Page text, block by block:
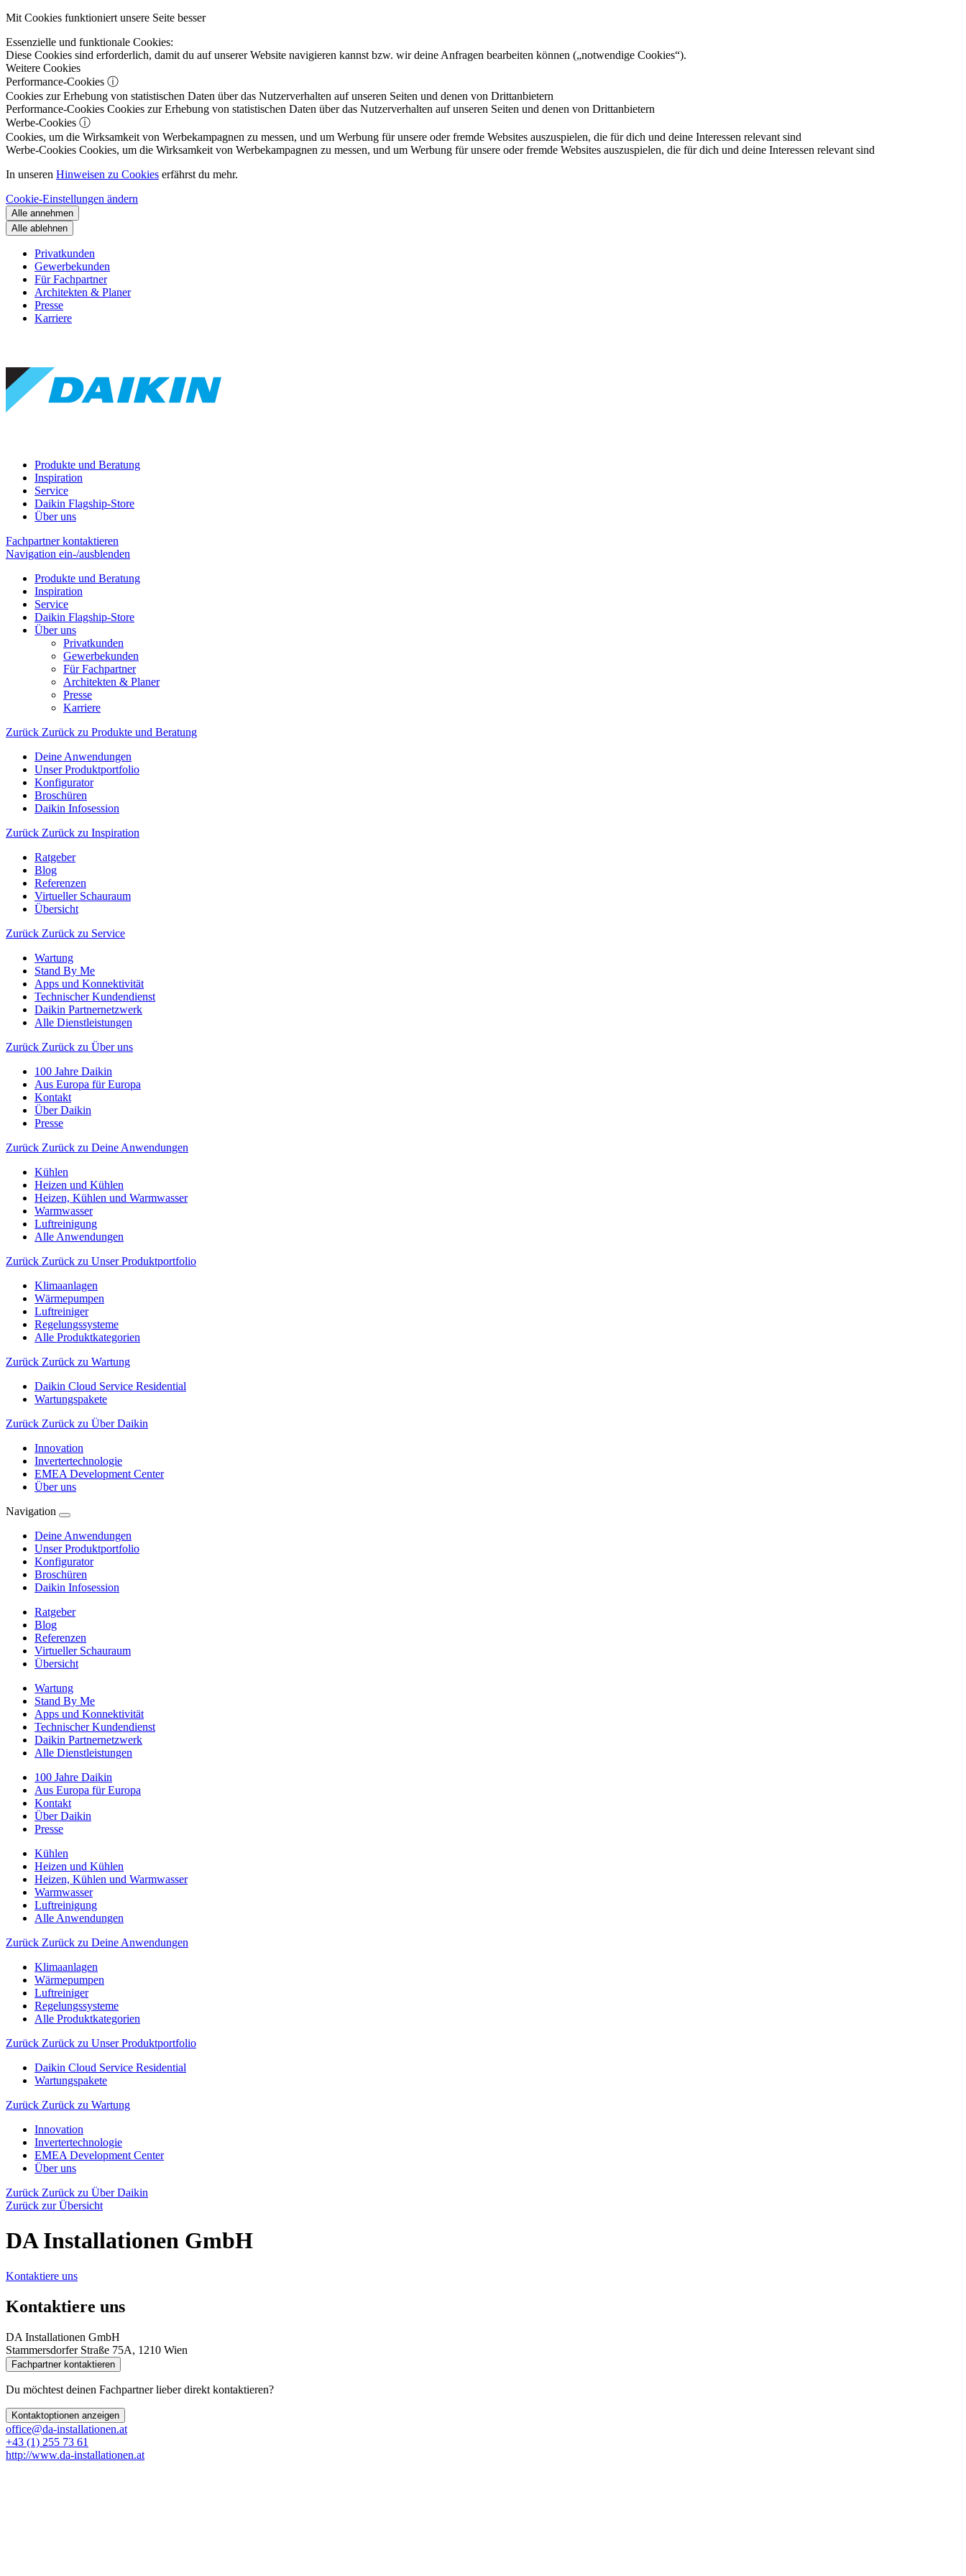
Mit Cookies funktioniert unsere Seite besser
Essenzielle und funktionale Cookies:
Diese Cookies sind erforderlich, damit du auf unserer Website navigieren kannst bzw. wir deine Anfragen bearbeiten können („notwendige Cookies“).
Weitere Cookies
Performance-Cookies ⓘ
Cookies zur Erhebung von statistischen Daten über das Nutzerverhalten auf unseren Seiten und denen von Drittanbietern
Performance-Cookies Cookies zur Erhebung von statistischen Daten über das Nutzerverhalten auf unseren Seiten und denen von Drittanbietern
Werbe-Cookies ⓘ
Cookies, um die Wirksamkeit von Werbekampagnen zu messen, und um Werbung für unsere oder fremde Websites auszuspielen, die für dich und deine Interessen relevant sind
Werbe-Cookies Cookies, um die Wirksamkeit von Werbekampagnen zu messen, und um Werbung für unsere oder fremde Websites auszuspielen, die für dich und deine Interessen relevant sind
In unseren Hinweisen zu Cookies erfährst du mehr.
Cookie-Einstellungen ändern
Alle annehmen
Alle ablehnen
Privatkunden
Gewerbekunden
Für Fachpartner
Architekten & Planer
Presse
Karriere
Produkte und Beratung
Inspiration
Service
Daikin Flagship-Store
Über uns
Fachpartner kontaktieren
Navigation ein-/ausblenden
Produkte und Beratung
Inspiration
Service
Daikin Flagship-Store
Über uns
Privatkunden
Gewerbekunden
Für Fachpartner
Architekten & Planer
Presse
Karriere
Zurück Zurück zu Produkte und Beratung
Deine Anwendungen
Unser Produktportfolio
Konfigurator
Broschüren
Daikin Infosession
Zurück Zurück zu Inspiration
Ratgeber
Blog
Referenzen
Virtueller Schauraum
Übersicht
Zurück Zurück zu Service
Wartung
Stand By Me
Apps und Konnektivität
Technischer Kundendienst
Daikin Partnernetzwerk
Alle Dienstleistungen
Zurück Zurück zu Über uns
100 Jahre Daikin
Aus Europa für Europa
Kontakt
Über Daikin
Presse
Zurück Zurück zu Deine Anwendungen
Kühlen
Heizen und Kühlen
Heizen, Kühlen und Warmwasser
Warmwasser
Luftreinigung
Alle Anwendungen
Zurück Zurück zu Unser Produktportfolio
Klimaanlagen
Wärmepumpen
Luftreiniger
Regelungssysteme
Alle Produktkategorien
Zurück Zurück zu Wartung
Daikin Cloud Service Residential
Wartungspakete
Zurück Zurück zu Über Daikin
Innovation
Invertertechnologie
EMEA Development Center
Über uns
Navigation
Deine Anwendungen
Unser Produktportfolio
Konfigurator
Broschüren
Daikin Infosession
Ratgeber
Blog
Referenzen
Virtueller Schauraum
Übersicht
Wartung
Stand By Me
Apps und Konnektivität
Technischer Kundendienst
Daikin Partnernetzwerk
Alle Dienstleistungen
100 Jahre Daikin
Aus Europa für Europa
Kontakt
Über Daikin
Presse
Kühlen
Heizen und Kühlen
Heizen, Kühlen und Warmwasser
Warmwasser
Luftreinigung
Alle Anwendungen
Zurück Zurück zu Deine Anwendungen
Klimaanlagen
Wärmepumpen
Luftreiniger
Regelungssysteme
Alle Produktkategorien
Zurück Zurück zu Unser Produktportfolio
Daikin Cloud Service Residential
Wartungspakete
Zurück Zurück zu Wartung
Innovation
Invertertechnologie
EMEA Development Center
Über uns
Zurück Zurück zu Über Daikin
Zurück zur Übersicht
DA Installationen GmbH
Kontaktiere uns
Kontaktiere uns
DA Installationen GmbH
Stammersdorfer Straße 75A, 1210 Wien
Fachpartner kontaktieren
Du möchtest deinen Fachpartner lieber direkt kontaktieren?
Kontaktoptionen anzeigen
office@da-installationen.at
+43 (1) 255 73 61
http://www.da-installationen.at